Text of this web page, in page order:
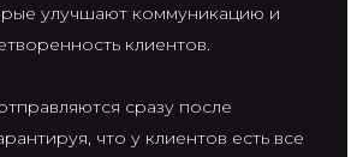
улучшают коммуникацию и
клиентов.
сразу после
что у клиентов есть все